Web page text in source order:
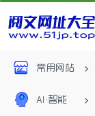
常用网站
AI•智能